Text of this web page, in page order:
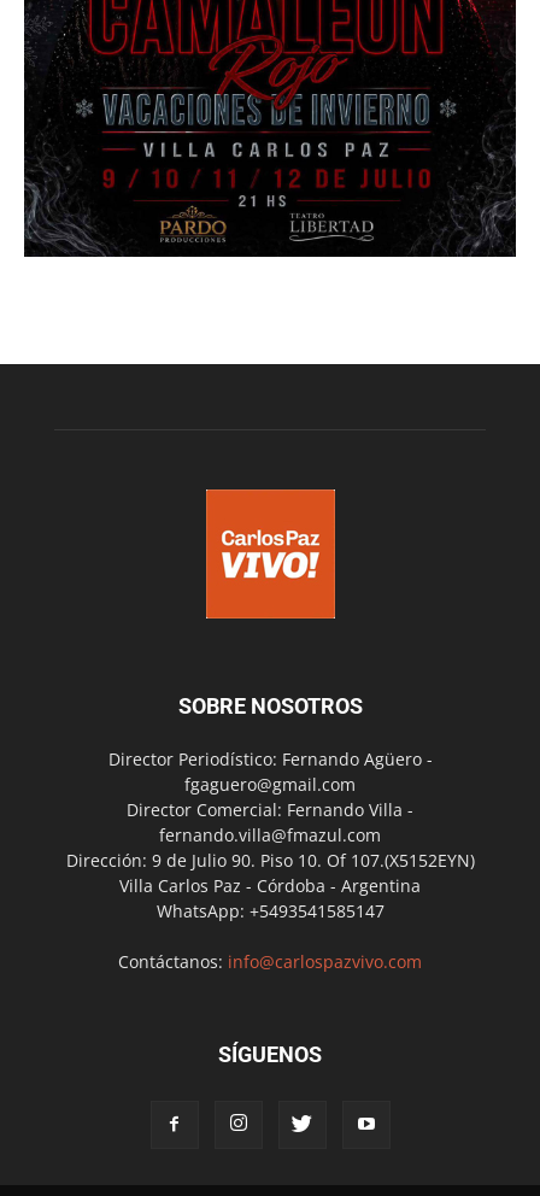
SOBRE NOSOTROS
Director Periodístico: Fernando Agüero -
fgaguero@gmail.com
Director Comercial: Fernando Villa -
fernando.villa@fmazul.com
Dirección: 9 de Julio 90. Piso 10. Of 107.(X5152EYN)
Villa Carlos Paz - Córdoba - Argentina
WhatsApp: +5493541585147
Contáctanos: info@carlospazvivo.com
SÍGUENOS